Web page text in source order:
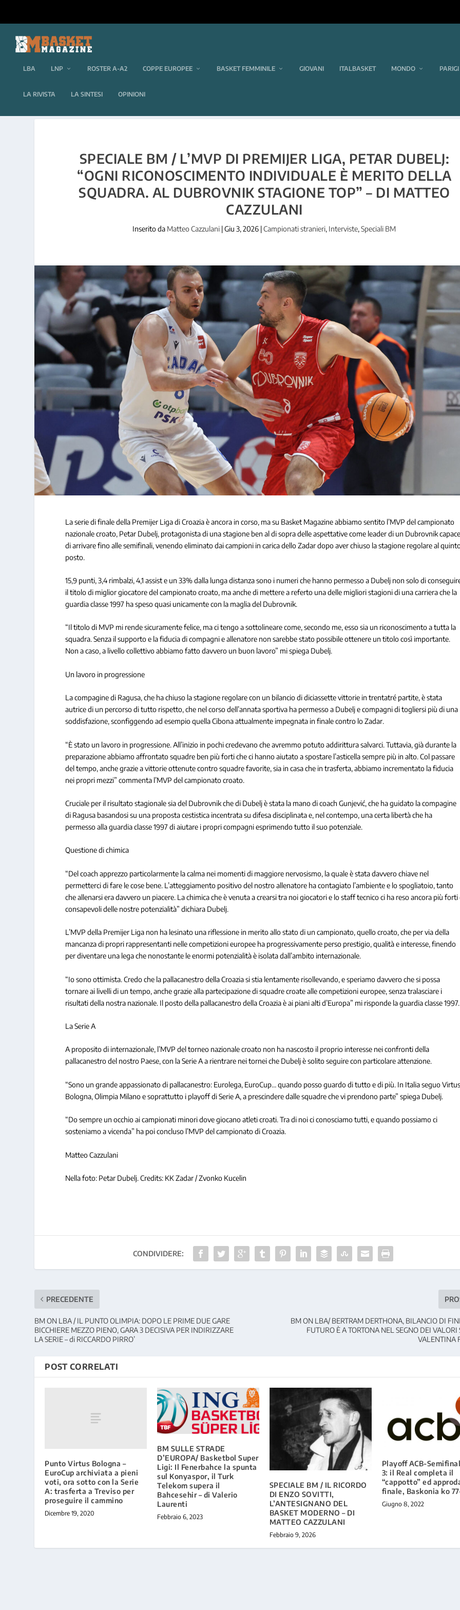
LBA LNP ROSTER A-A2 COPPE EUROPEE BASKET FEMMINILE GIOVANI ITALBASKET MONDO
LA RIVISTA LA SINTESI OPINIONI
SPECIALE BM / L’MVP DI PREMIJER LIGA, PETAR DUBELJ:
“OGNI RICONOSCIMENTO INDIVIDUALE È MERITO DELLA
SQUADRA. AL DUBROVNIK STAGIONE TOP” – DI MATTEO
CAZZULANI
Inserito da Matteo Cazzulani |Giu 3, 2026 |Campionati stranieri, Interviste,Speciali BM
La serie di finale della Premijer Liga di Croazia è ancora in corso, ma su Basket Magazine abbiamo sentito l’MVP del campionato
nazionale croato, Petar Dubelj, protagonista di una stagione ben al di sopra delle aspettative come leader di un Dubrovnik
di arrivare fino alle semifinali, venendo eliminato dai campioni in carica dello Zadar dopo aver chiuso la stagione regolare al
posto.
15,9 punti, 3,4 rimbalzi, 4,1 assist e un 33% dalla lunga distanza sono i numeri che hanno permesso a Dubelj non solo di
il titolo di miglior giocatore del campionato croato, ma anche di mettere a referto una delle migliori stagioni di una carriera che la
guardia classe 1997 ha speso quasi unicamente con la maglia del Dubrovnik.
“Il titolo di MVP mi rende sicuramente felice, ma ci tengo a sottolineare come, secondo me, esso sia un riconoscimento a tutta la
squadra. Senza il supporto e la fiducia di compagni e allenatore non sarebbe stato possibile ottenere un titolo così importante.
Non a caso, a livello collettivo abbiamo fatto davvero un buon lavoro” mi spiega Dubelj.
Un lavoro in progressione
La compagine di Ragusa, che ha chiuso la stagione regolare con un bilancio di diciassette vittorie in trentatré partite, è stata
autrice di un percorso di tutto rispetto, che nel corso dell’annata sportiva ha permesso a Dubelj e compagni di togliersi più di una
soddisfazione, sconfiggendo ad esempio quella Cibona attualmente impegnata in finale contro lo Zadar.
“È stato un lavoro in progressione. All’inizio in pochi credevano che avremmo potuto addirittura salvarci. Tuttavia, già durante la
preparazione abbiamo affrontato squadre ben più forti che ci hanno aiutato a spostare l’asticella sempre più in alto. Col passare
del tempo, anche grazie a vittorie ottenute contro squadre favorite, sia in casa che in trasferta, abbiamo incrementato la fiducia
nei propri mezzi” commenta l’MVP del campionato croato.
Cruciale per il risultato stagionale sia del Dubrovnik che di Dubelj è stata la mano di coach Gunjević, che ha guidato la compagine
di Ragusa basandosi su una proposta cestistica incentrata su difesa disciplinata e, nel contempo, una certa libertà che ha
permesso alla guardia classe 1997 di aiutare i propri compagni esprimendo tutto il suo potenziale.
Questione di chimica
“Del coach apprezzo particolarmente la calma nei momenti di maggiore nervosismo, la quale è stata davvero chiave nel
permetterci di fare le cose bene. L’atteggiamento positivo del nostro allenatore ha contagiato l’ambiente e lo spogliatoio, tanto
che allenarsi era davvero un piacere. La chimica che è venuta a crearsi tra noi giocatori e lo staff tecnico ci ha reso ancora più forti
consapevoli delle nostre potenzialità” dichiara Dubelj.
L’MVP della Premijer Liga non ha lesinato una riflessione in merito allo stato di un campionato, quello croato, che per via della
mancanza di propri rappresentanti nelle competizioni europee ha progressivamente perso prestigio, qualità e interesse, finendo
per diventare una lega che nonostante le enormi potenzialità è isolata dall’ambito internazionale.
“Io sono ottimista. Credo che la pallacanestro della Croazia si stia lentamente risollevando, e speriamo davvero che si possa
tornare ai livelli di un tempo, anche grazie alla partecipazione di squadre croate alle competizioni europee, senza tralasciare i
risultati della nostra nazionale. Il posto della pallacanestro della Croazia è ai piani alti d’Europa” mi risponde la guardia classe 1997.
La Serie A
A proposito di internazionale, l’MVP del torneo nazionale croato non ha nascosto il proprio interesse nei confronti della
pallacanestro del nostro Paese, con la Serie A a rientrare nei tornei che Dubelj è solito seguire con particolare attenzione.
“Sono un grande appassionato di pallacanestro: Eurolega, EuroCup… quando posso guardo di tutto e di più. In Italia seguo
Bologna, Olimpia Milano e soprattutto i playoff di Serie A, a prescindere dalle squadre che vi prendono parte” spiega Dubelj.
“Do sempre un occhio ai campionati minori dove giocano atleti croati. Tra di noi ci conosciamo tutti, e quando possiamo ci
sosteniamo a vicenda” ha poi concluso l’MVP del campionato di Croazia.
Matteo Cazzulani
Nella foto: Petar Dubelj. Credits: KK Zadar / Zvonko Kucelin
CONDIVIDERE:
PRECEDENTE
BM ON LBA / IL PUNTO OLIMPIA: DOPO LE PRIME DUE GARE
BICCHIERE MEZZO PIENO, GARA 3 DECISIVA PER INDIRIZZARE
LA SERIE – di RICCARDO PIRRO’
BM ON LBA/ BERTRAM DERTHONA, BILANCIO DI
FUTURO È A TORTONA NEL SEGNO DEI
VALENTINA
POST CORRELATI
Punto Virtus Bologna –
EuroCup archiviata a pieni
voti, ora sotto con la Serie
A: trasferta a Treviso per
proseguire il cammino
Dicembre 19, 2020
BM SULLE STRADE
D’EUROPA/ Basketbol Super
Ligi: Il Fenerbahce la spunta
sul Konyaspor, il Turk
Telekom supera il
Bahcesehir – di Valerio
Laurenti
Febbraio 6, 2023
SPECIALE BM / IL RICORDO
DI ENZO SOVITTI,
L’ANTESIGNANO DEL
BASKET MODERNO – DI
MATTEO CAZZULANI
Febbraio 9, 2026
Playoff ACB-
3: il Real completa il
“cappotto” ed
finale, Baskonia ko
Giugno 8, 2022